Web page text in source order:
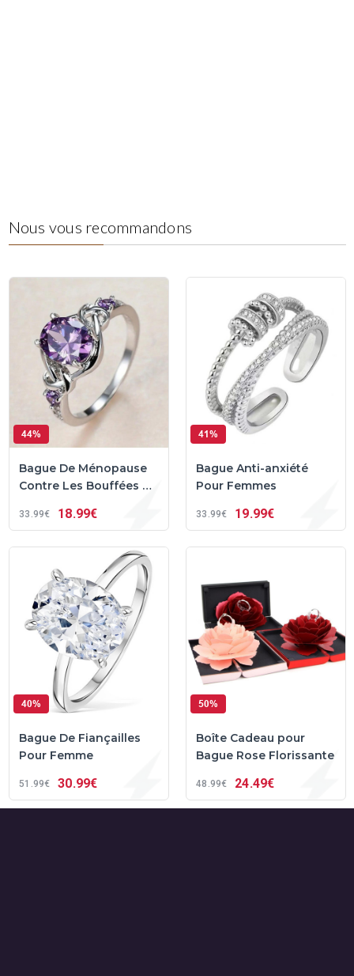
Nous vous recommandons
44%
Bague De Ménopause
Contre Les Bouffées De
33 99€ 18 99€
41%
Bague Anti-anxiété
Pour Femmes
33 99€ 19 99€
40%
Bague De Fiançailles
Pour Femme
51 99€ 30 99€
50%
Boîte Cadeau pour
Bague Rose Florissante
48 99€ 24 49€